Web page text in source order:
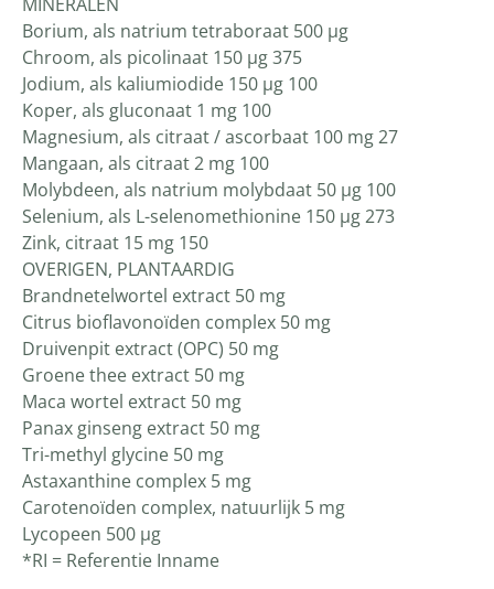
Borium, als natrium tetraboraat 500 µg
Chroom, als picolinaat 150 µg 375
Jodium, als kaliumiodide 150 µg 100
Koper, als gluconaat 1 mg 100
Magnesium, als citraat / ascorbaat 100 mg 27
Mangaan, als citraat 2 mg 100
Molybdeen, als natrium molybdaat 50 µg 100
Selenium, als L-selenomethionine 150 µg 273
Zink, citraat 15 mg 150
OVERIGEN, PLANTAARDIG
Brandnetelwortel extract 50 mg
Citrus bioflavonoïden complex 50 mg
Druivenpit extract (OPC) 50 mg
Groene thee extract 50 mg
Maca wortel extract 50 mg
Panax ginseng extract 50 mg
Tri-methyl glycine 50 mg
Astaxanthine complex 5 mg
Carotenoïden complex, natuurlijk 5 mg
Lycopeen 500 µg
*RI = Referentie Inname